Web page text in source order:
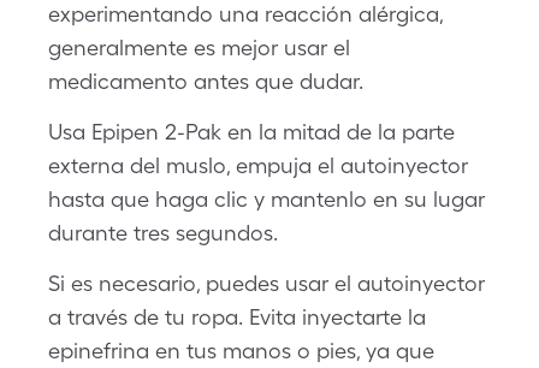
experimentando una reacción alérgica,
generalmente es mejor usar el
medicamento antes que dudar.
Usa Epipen 2-Pak en la mitad de la parte
externa del muslo, empuja el autoinyector
hasta que haga clic y mantenlo en su lugar
durante tres segundos.
Si es necesario, puedes usar el autoinyector
a través de tu ropa. Evita inyectarte la
epinefrina en tus manos o pies, ya que